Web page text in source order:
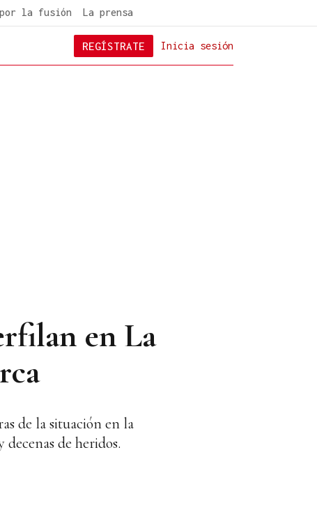
la fusión La prensa
Inicia sesión
REGÍSTRATE
en La
de la situación en la
de heridos.